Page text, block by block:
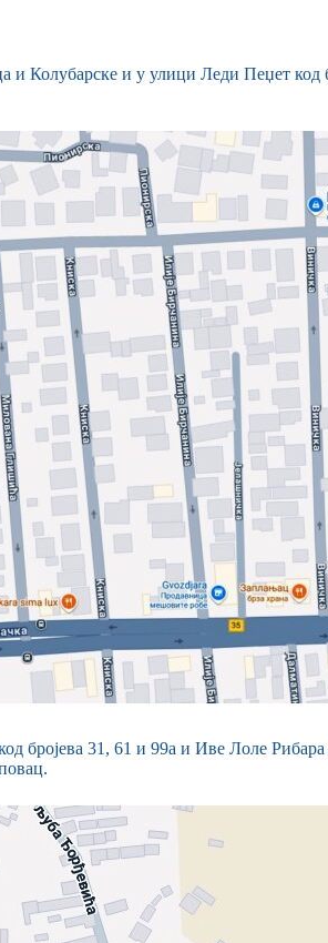
и у улици Леди Пеџет код
31, 61 и 99а и Иве Лоле